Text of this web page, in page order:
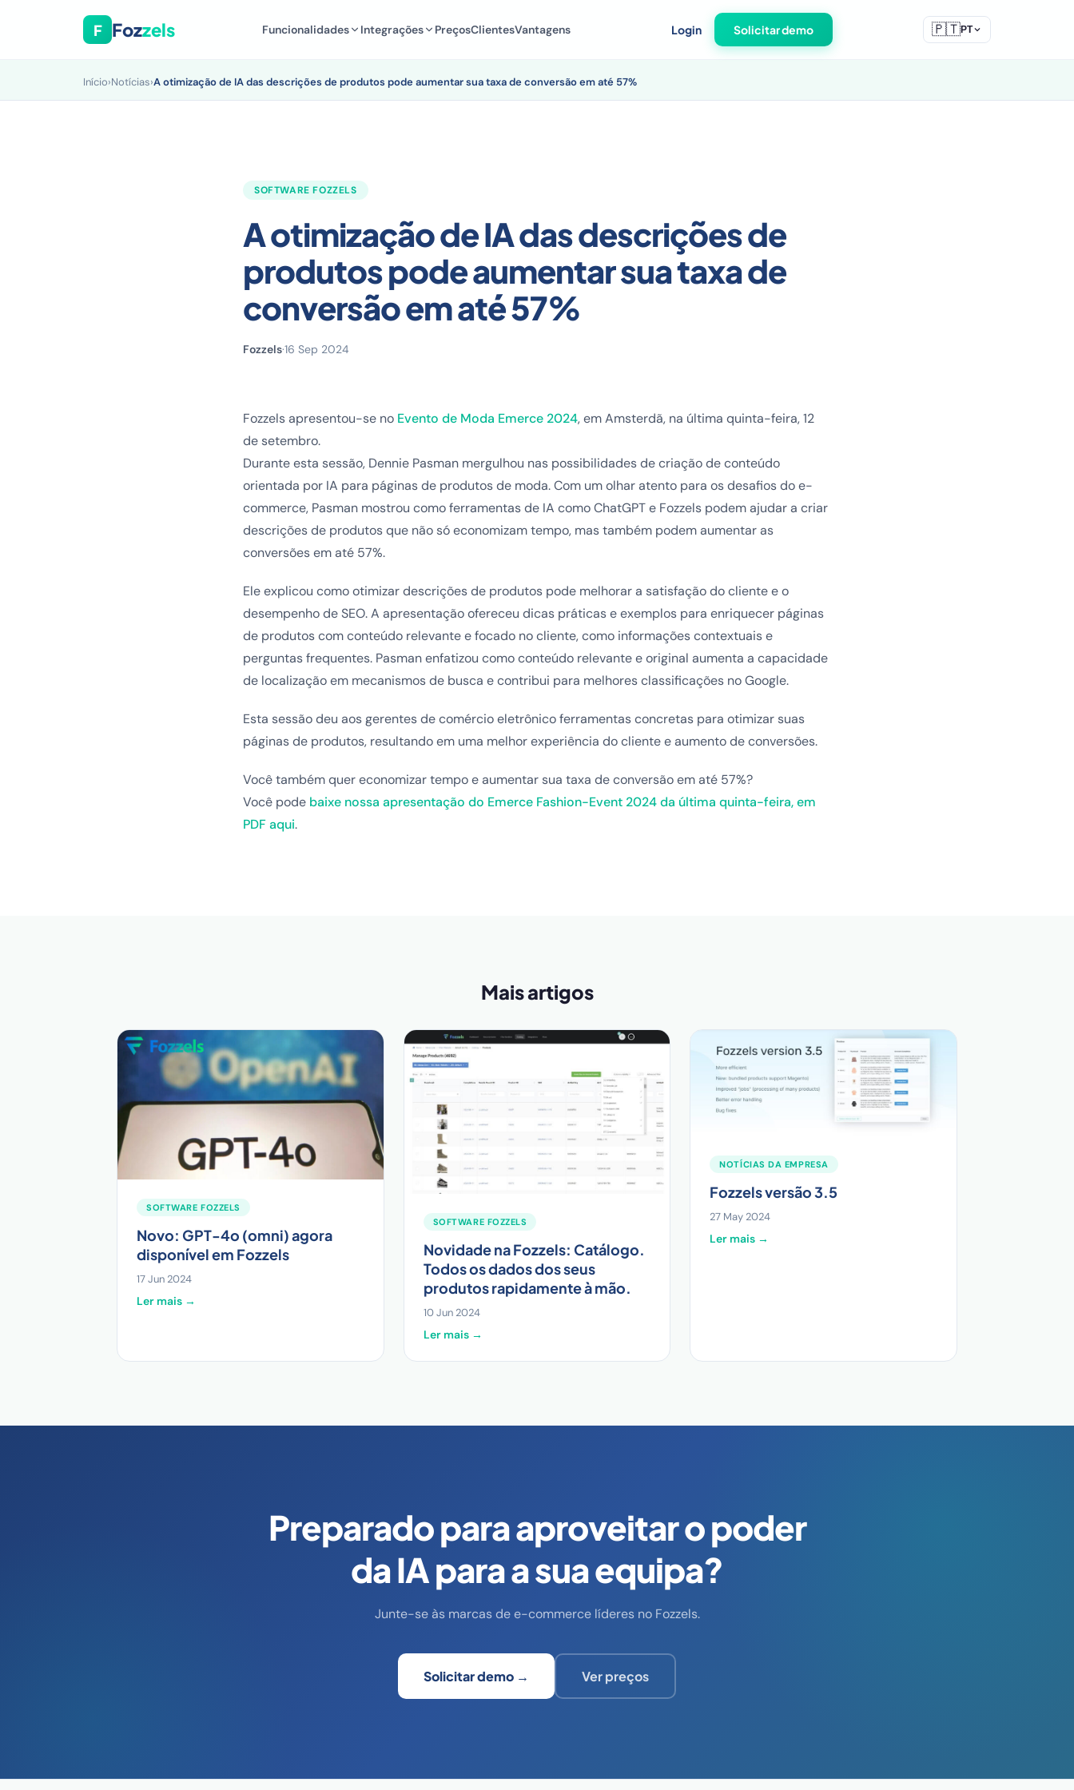
F Fozzels Funcionalidades Integrações PreçosClientesVantagens Login Solicitar demo 🇵🇹PT
Início›Notícias›A otimização de IA das descrições de produtos pode aumentar sua taxa de conversão em até 57%
SOFTWARE FOZZELS
A otimização de IA das descrições de
produtos pode aumentar sua taxa de
conversão em até 57%
Fozzels·16 Sep 2024
Fozzels apresentou-se no Evento de Moda Emerce 2024, em Amsterdã, na última quinta-feira, 12
de setembro.
Durante esta sessão, Dennie Pasman mergulhou nas possibilidades de criação de conteúdo
orientada por IA para páginas de produtos de moda. Com um olhar atento para os desafios do e-
commerce, Pasman mostrou como ferramentas de IA como ChatGPT e Fozzels podem ajudar a criar
descrições de produtos que não só economizam tempo, mas também podem aumentar as
conversões em até 57%.
Ele explicou como otimizar descrições de produtos pode melhorar a satisfação do cliente e o
desempenho de SEO. A apresentação ofereceu dicas práticas e exemplos para enriquecer páginas
de produtos com conteúdo relevante e focado no cliente, como informações contextuais e
perguntas frequentes. Pasman enfatizou como conteúdo relevante e original aumenta a capacidade
de localização em mecanismos de busca e contribui para melhores classificações no Google.
Esta sessão deu aos gerentes de comércio eletrônico ferramentas concretas para otimizar suas
páginas de produtos, resultando em uma melhor experiência do cliente e aumento de conversões.
Você também quer economizar tempo e aumentar sua taxa de conversão em até 57%?
Você pode baixe nossa apresentação do Emerce Fashion-Event 2024 da última quinta-feira, em
PDF aqui.
Mais artigos
SOFTWARE FOZZELS
Novo: GPT-4o (omni) agora
disponível em Fozzels
17 Jun 2024
Ler mais →
SOFTWARE FOZZELS
Novidade na Fozzels: Catálogo.
Todos os dados dos seus
produtos rapidamente à mão.
10 Jun 2024
Ler mais →
NOTÍCIAS DA EMPRESA
Fozzels versão 3.5
27 May 2024
Ler mais →
Preparado para aproveitar o poder
da IA para a sua equipa?
Junte-se às marcas de e-commerce líderes no Fozzels.
Solicitar demo → Ver preços